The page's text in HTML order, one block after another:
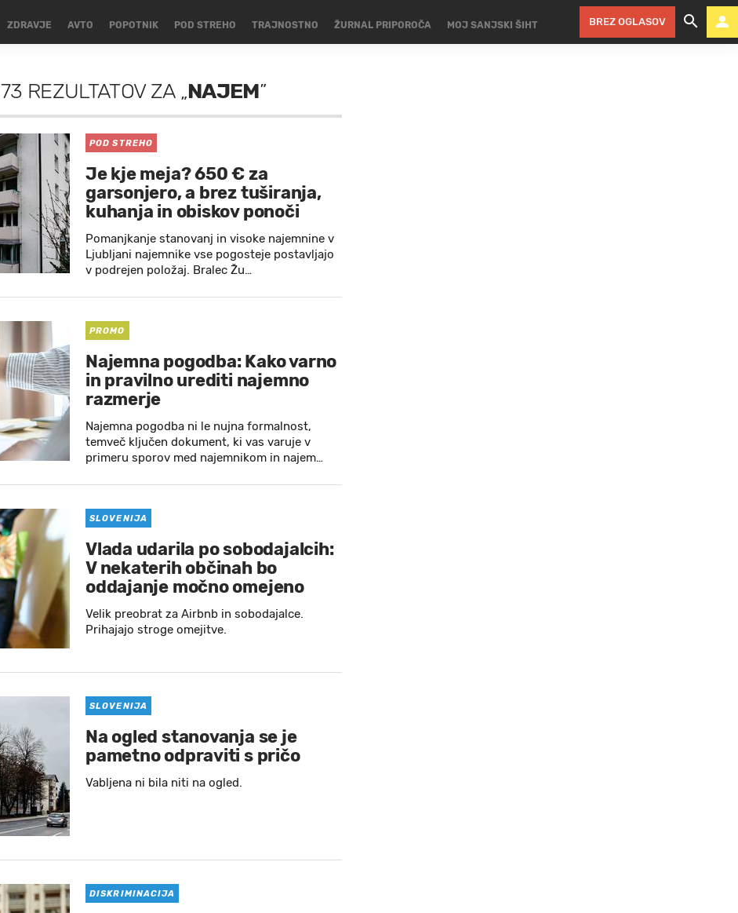
ZDRAVJE AVTO POPOTNIK POD STREHO TRAJNOSTNO ŽURNAL PRIPOROČA MOJ SANJSKI ŠIHT BREZ OGLASOV
73 REZULTATOVZA„NAJEM”
POD STREHO
Je kje meja? 650 € za
garsonjero, a brez tuširanja,
kuhanja in obiskov ponoči
Pomanjkanje stanovanj in visoke najemnine v
Ljubljani najemnike vse pogosteje postavljajo
v podrejen položaj. Bralec Žu…
PROMO
Najemna pogodba: Kako varno
in pravilno urediti najemno
razmerje
Najemna pogodba ni le nujna formalnost,
temveč ključen dokument, ki vas varuje v
primeru sporov med najemnikom in najem…
SLOVENIJA
Vlada udarila po sobodajalcih:
V nekaterih občinah bo
oddajanje močno omejeno
Velik preobrat za Airbnb in sobodajalce.
Prihajajo stroge omejitve.
SLOVENIJA
Na ogled stanovanja se je
pametno odpraviti s pričo
Vabljena ni bila niti na ogled.
DISKRIMINACIJA